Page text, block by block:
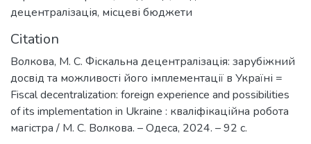
децентралізація, місцеві бюджети
Citation
Волкова, М. С. Фіскальна децентралізація: зарубіжний
досвід та можливості його імплементації в Україні =
Fiscal decentralization: foreign experience and possibilities
of its implementation in Ukraine : кваліфікаційна робота
магістра / М. С. Волкова. – Одеса, 2024. – 92 с.